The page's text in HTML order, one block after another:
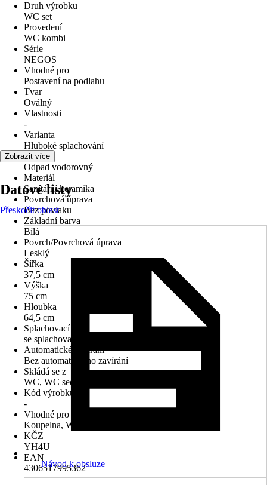
Druh výrobku
WC set
Provedení
WC kombi
Série
NEGOS
Vhodné pro
Postavení na podlahu
Tvar
Oválný
Vlastnosti
-
Varianta
Hluboké splachování
Odpad
Odpad vodorovný
Materiál
Sanitární keramika
Povrchová úprava
Bez povlaku
Základní barva
Bílá
Povrch/Povrchová úprava
Lesklý
Šířka
37,5 cm
Výška
75 cm
Hloubka
64,5 cm
Splachovací kruh
se splachovacím kruhem
Automatické zavírání
Bez automatického zavírání
Skládá se z
WC, WC sedátko, Splachovací nádržka
Kód výrobku
-
Vhodné pro prostory
Koupelna, WC
KČZ
YH4U
EAN
4306517995362
Zobrazit více
Datové listy
Přeskočit oblast
Návod k obsluze